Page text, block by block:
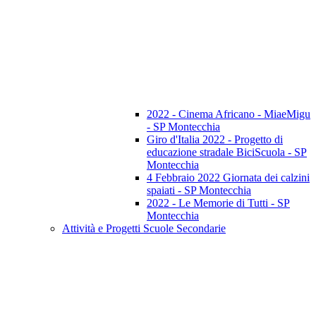
2022 - Cinema Africano - MiaeMigu
- SP Montecchia
Giro d'Italia 2022 - Progetto di
educazione stradale BiciScuola - SP
Montecchia
4 Febbraio 2022 Giornata dei calzini
spaiati - SP Montecchia
2022 - Le Memorie di Tutti - SP
Montecchia
Attività e Progetti Scuole Secondarie